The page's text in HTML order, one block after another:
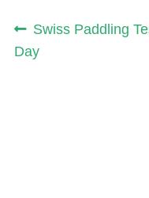
Vorheriger
Beitrag:
Swiss Paddling
Day